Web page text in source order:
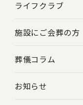
ライフクラブ
施設にご会葬の方
葬儀コラム
お知らせ